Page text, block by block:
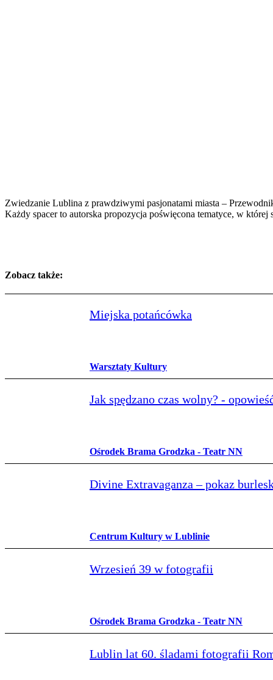
Zwiedzanie Lublina z prawdziwymi pasjonatami miasta –
Każdy spacer to autorska propozycja poświęcona tematyce, w
Zobacz także:
Miejska potańcówka
Warsztaty Kultury
Jak spędzano czas wolny? -
Ośrodek Brama Grodzka - Teatr NN
Divine Extravaganza – pokaz
Centrum Kultury w Lublinie
Wrzesień 39 w fotografii
Ośrodek Brama Grodzka - Teatr NN
Lublin lat 60. śladami fotografii